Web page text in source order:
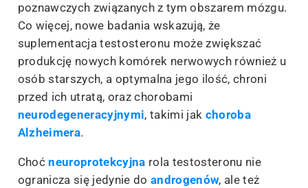
poznawczych związanych z tym obszarem mózgu.
Co więcej, nowe badania wskazują, że
suplementacja testosteronu może zwiększać
produkcję nowych komórek nerwowych również u
osób starszych, a optymalna jego ilość, chroni
przed ich utratą, oraz chorobami
neurodegeneracyjnymi, takimi jak choroba
Alzheimera.
Choćneuroprotekcyjna rola testosteronu nie
ogranicza się jedynie do androgenów, ale też